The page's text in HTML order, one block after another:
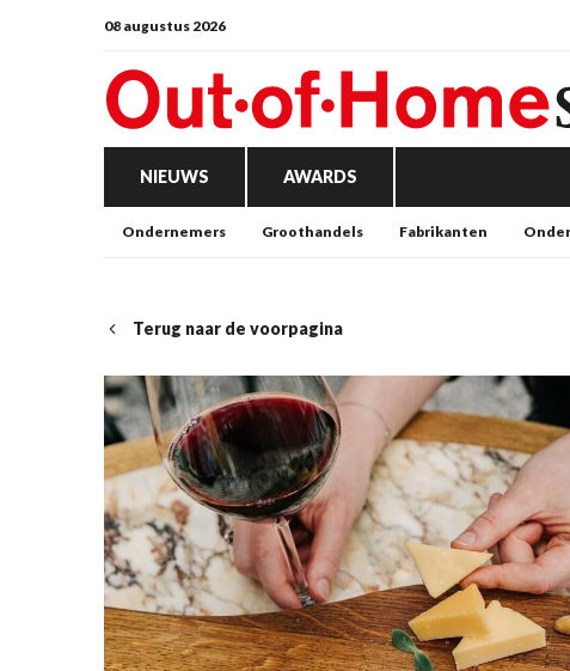
08 augustus 2026
NIEUWS AWARDS
Ondernemers Groothandels Fabrikanten
Terug naar de voorpagina